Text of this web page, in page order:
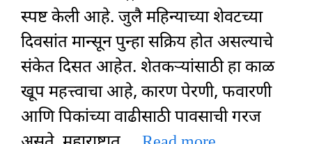
स्पष्ट केली आहे. जुलै महिन्याच्या शेवटच्या
दिवसांत मान्सून पुन्हा सक्रिय होत असल्याचे
संकेत दिसत आहेत. शेतकऱ्यांसाठी हा काळ
खूप महत्त्वाचा आहे, कारण पेरणी, फवारणी
आणि पिकांच्या वाढीसाठी पावसाची गरज